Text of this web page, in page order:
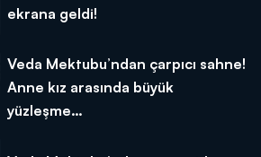
ekrana geldi!
Veda Mektubu’ndan çarpıcı sahne!
Anne kız arasında büyük
yüzleşme…